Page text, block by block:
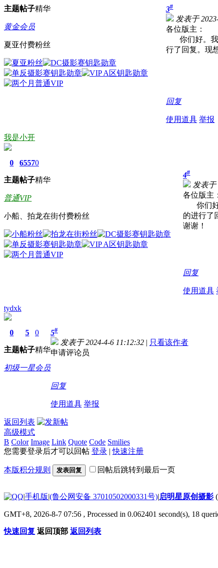
主题帖子精华
黄金会员
夏亚付费粉丝
3#
发表于
各位版主：
你们好。我
行了回复。现
回复
使用道具 举报
我是小开
0
主题
6557
帖子
0
精华
普通VIP
小船、拍龙在街付费粉丝
4#
发表于
各位版主
你们好
的进行了
谢谢！
回复
使用道具
tydxk
0
主题
5
帖子
0
精华
初级一星会员
5#
发表于 2024-4-6 11:12:32 | 只看该作者
申请评论员
回复
使用道具 举报
返回列表
高级模式
B Color Image Link Quote Code Smilies
您需要登录后才可以回帖 登录 |快速注册
本版积分规则 发表回复 回帖后跳转到最后一页
|手机版|(鲁公网安备 37010502000331号)|启明星原创摄影
GMT+8, 2026-8-7 07:56 , Processed in 0.062401 second(s), 18
快速回复 返回顶部 返回列表